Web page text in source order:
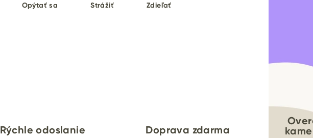
Opýtať sa Strážiť Zdieľať
Rýchle odoslanie Doprava zdarma